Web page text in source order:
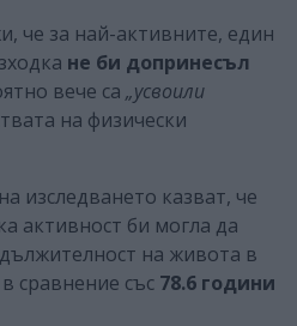
че за най-активните, един
не би допринесъл
вече са „усвоили
на физически
изследването казват, че
активност би могла да
на живота в
в сравнение със 78.6 години